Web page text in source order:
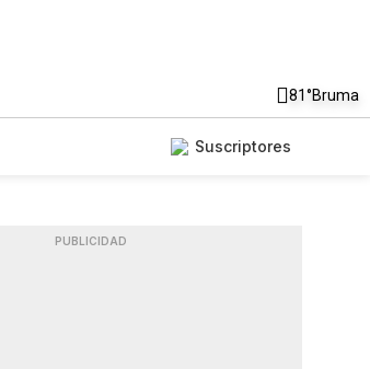
81°Bruma
Suscriptores
PUBLICIDAD